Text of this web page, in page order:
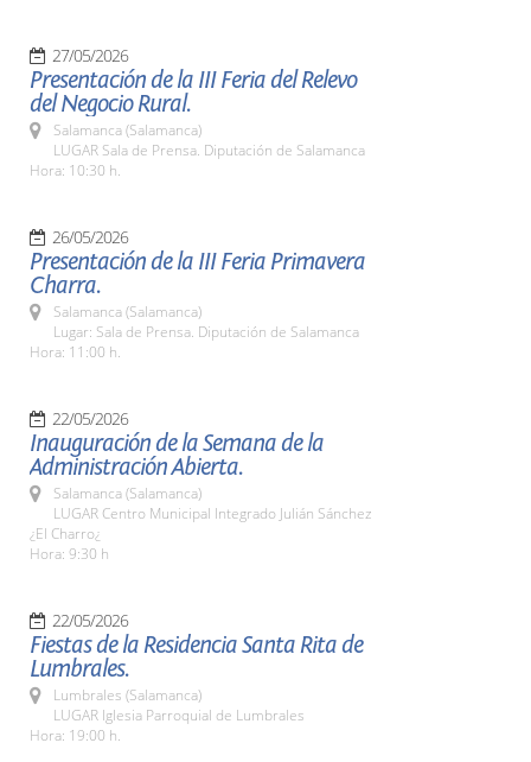
27/05/2026
Presentación de la III Feria del Relevo
del Negocio Rural.
Salamanca (Salamanca)
LUGAR Sala de Prensa. Diputación de Salamanca
Hora: 10:30 h.
26/05/2026
Presentación de la III Feria Primavera
Charra.
Salamanca (Salamanca)
Lugar: Sala de Prensa. Diputación de Salamanca
Hora: 11:00 h.
22/05/2026
Inauguración de la Semana de la
Administración Abierta.
Salamanca (Salamanca)
LUGAR Centro Municipal Integrado Julián Sánchez
¿El Charro¿
Hora: 9:30 h
22/05/2026
Fiestas de la Residencia Santa Rita de
Lumbrales.
Lumbrales (Salamanca)
LUGAR Iglesia Parroquial de Lumbrales
Hora: 19:00 h.